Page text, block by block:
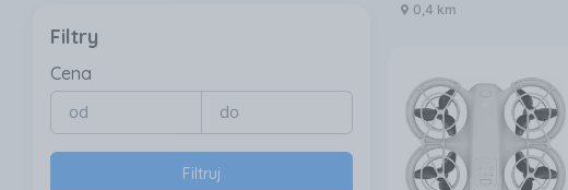
Filtry
Cena
Filtruj
0,4 km